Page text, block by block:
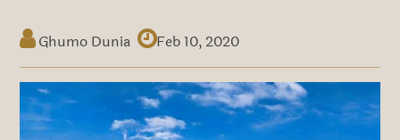
Ghumo Dunia Feb 10, 2020